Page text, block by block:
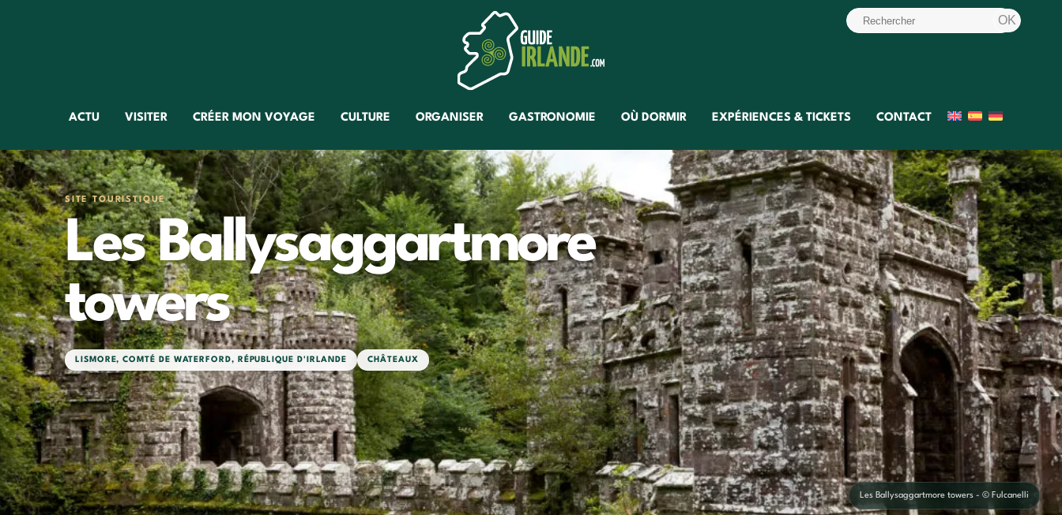
ACTU VISITER CRÉER MON VOYAGE CULTURE ORGANISER GASTRONOMIE OÙ DORMIR EXPÉRIENCES & TICKETS CONTACT
SITE TOURISTIQUE
Les Ballysaggartmore
towers
LISMORE,COMTÉ DE WATERFORD, RÉPUBLIQUE D'IRLANDE CHÂTEAUX
Les Ballysaggartmore towers - © Fulcanelli